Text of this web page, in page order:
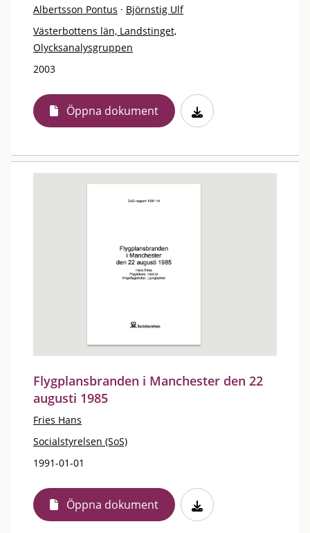
Albertsson Pontus · Björnstig Ulf
Västerbottens län, Landstinget,
Olycksanalysgruppen
2003
Öppna dokument
Flygplansbranden i Manchester den 22
augusti 1985
Fries Hans
Socialstyrelsen (SoS)
1991-01-01
Öppna dokument